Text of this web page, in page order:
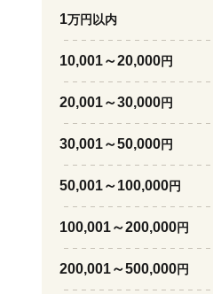
1万円以内
10,001～20,000円
20,001～30,000円
30,001～50,000円
50,001～100,000円
100,001～200,000円
200,001～500,000円